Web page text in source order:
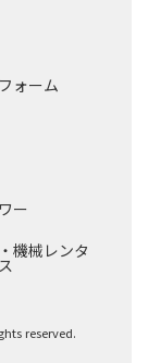
ォーム
ー
機械レンタ
reserved.